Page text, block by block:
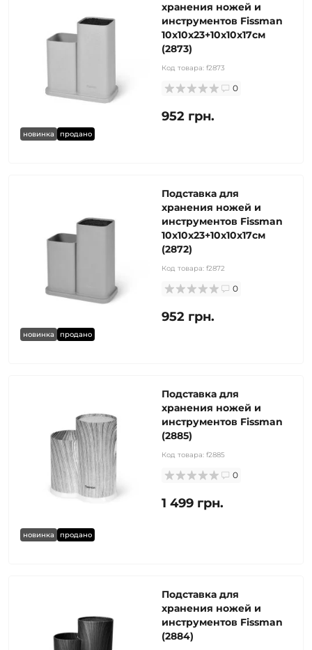
новинка продано
хранения ножей и
инструментов Fissman
10x10x23+10x10х17см
(2873)
Код товара: f2873
0
952 грн.
новинка продано
Подставка для
хранения ножей и
инструментов Fissman
10x10x23+10x10х17см
(2872)
Код товара: f2872
0
952 грн.
новинка продано
Подставка для
хранения ножей и
инструментов Fissman
(2885)
Код товара: f2885
0
1 499 грн.
Подставка для
хранения ножей и
инструментов Fissman
(2884)